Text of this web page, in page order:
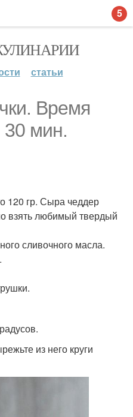
статьи
Время
30 мин.
120 гр. Сыра чеддер
взять любимый твердый
сливочного масла.
из него круги
5